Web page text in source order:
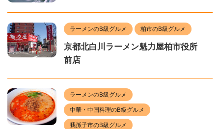
ラーメンのB級グルメ 柏市のB級グルメ
京都北白川ラーメン魁力屋柏市役所
前店
ラーメンのB級グルメ
中華・中国料理のB級グルメ
我孫子市のB級グルメ